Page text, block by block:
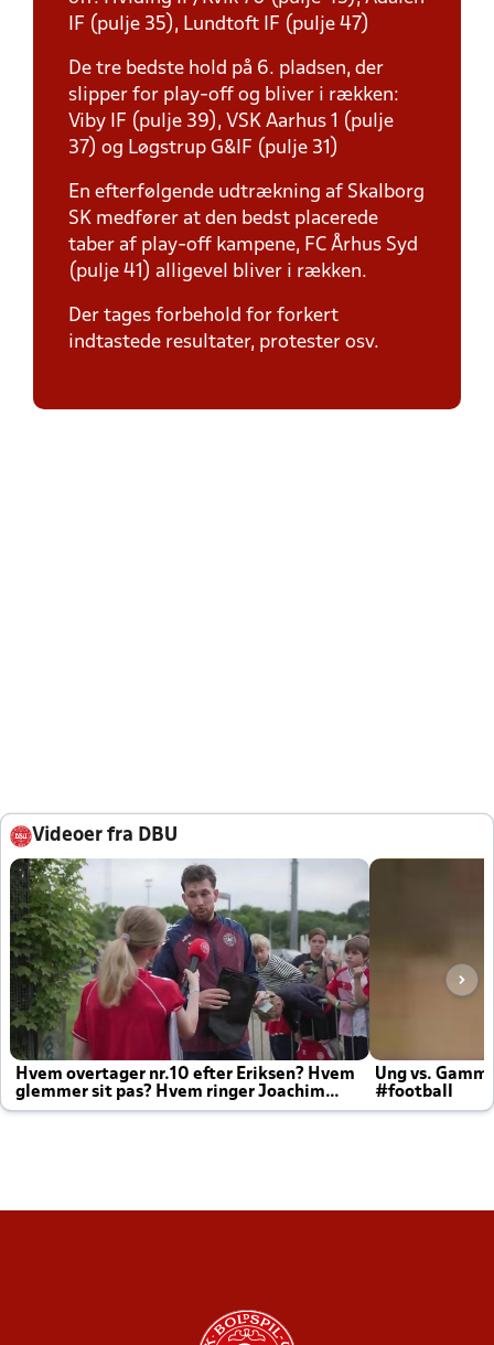
IF (pulje 35), Lundtoft IF (pulje 47)
De tre bedste hold på 6. pladsen, der
slipper for play-off og bliver i rækken:
Viby IF (pulje 39), VSK Aarhus 1 (pulje
37) og Løgstrup G&IF (pulje 31)
En efterfølgende udtrækning af Skalborg
SK medfører at den bedst placerede
taber af play-off kampene, FC Århus Syd
(pulje 41) alligevel bliver i rækken.
Der tages forbehold for forkert
indtastede resultater, protester osv.
Videoer fra DBU
Hvem overtager nr.10 efter Eriksen? Hvem
glemmer sit pas? Hvem ringer Joachim
altid til efter kampe?
Ung vs.
#football